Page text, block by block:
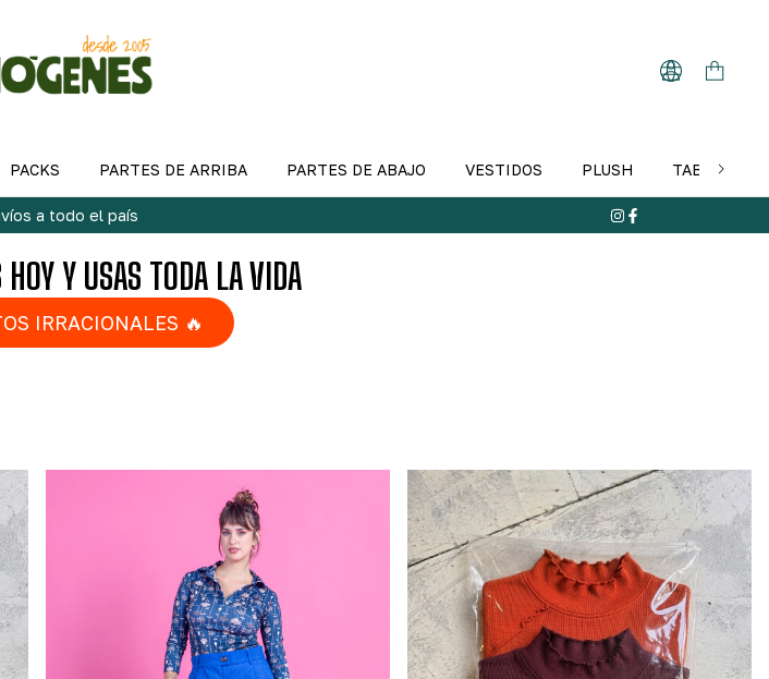
PACKS PARTES DE ARRIBA PARTES DE ABAJO VESTIDOS PLUSH TABLA DE
a todo el país
Y USAS TODA LA VIDA
IRRACIONALES 🔥